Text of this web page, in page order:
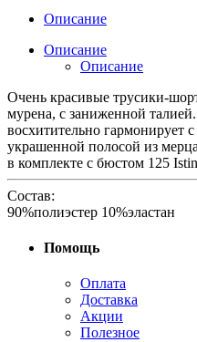
Описание
Описание
Описание
Очень красивые трусики-
мурена, c заниженной
восхитительно гармонирует
украшенной полосой из
в комплекте с бюстом 125
Состав:
90%полиэстер 10%эластан
Помощь
Оплата
Доставка
Акции
Полезное